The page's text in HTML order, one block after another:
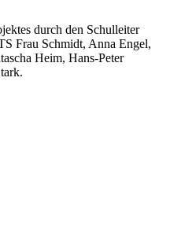
durch den Schulleiter
Frau Schmidt, Anna Engel,
Heim, Hans-Peter